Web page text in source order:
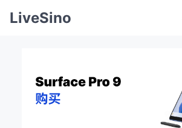
LiveSino